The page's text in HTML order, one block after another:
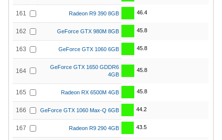
161 Radeon R9 390 8GB 46.4
162 GeForce GTX 980M 8GB 45.8
163 GeForce GTX 1060 6GB 45.8
164
GeForce GTX 1650 GDDR6
4GB
45.8
165 Radeon RX 6500M 4GB 45.8
166 GeForce GTX 1060 Max-Q 6GB 44.2
167 Radeon R9 290 4GB 43.5